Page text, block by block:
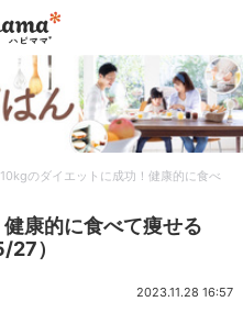
10kgのダイエットに成功！健康的に食べ
康的に食べて痩せる
27）
2023.11.28 16:57